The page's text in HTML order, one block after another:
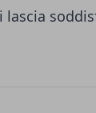
lascia